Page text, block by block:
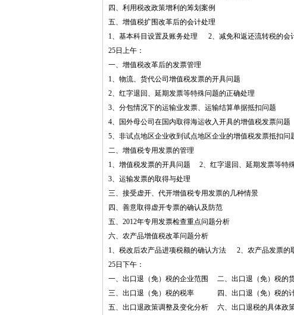
四、利用税改政策增利的筹划案例
五、增值税扩围改革后的会计处理
1、基本科目设置及账务处理 2、减免和返还流转税的会
25日上午：
一、增值税改革后的发票管理
1、物流、货代公司增值税发票的开具问题
2、红字退回、延期发票等特殊问题的正确处理
3、分包情况下的运输业发票、运输结算单据抵扣问题
4、国外母公司在国内取得海运收入开具的增值税发票问题
5、非试点地区企业收到试点地区企业的增值税发票抵扣问
二、增值税专用发票的管理
1、增值税发票的开具问题 2、红字退回、延期发票等特
3、运输发票的取得与处理
三、接受虚开、代开增值税专用发票的几种情景
四、善意取得虚开专票的确认及防范
五、2012年专用发票检查重点问题分析
六、农产品增值税改革问题分析
1、税改后农产品进项税额的确认方法 2、农产品发票的
25日下午：
一、出口退（免）税的企业范围 二、出口退（免）税的
三、出口退（免）税的税率 四、出口退（免）税的
五、出口退政策调整及变化分析 六、出口退税的具体政